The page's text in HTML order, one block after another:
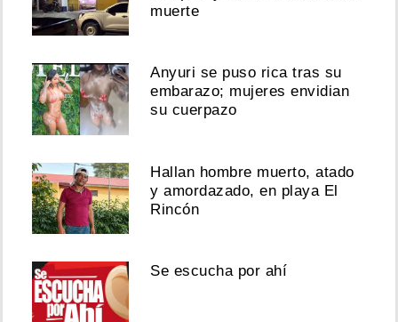
muerte
Anyuri se puso rica tras su
embarazo; mujeres envidian
su cuerpazo
Hallan hombre muerto, atado
y amordazado, en playa El
Rincón
Se escucha por ahí